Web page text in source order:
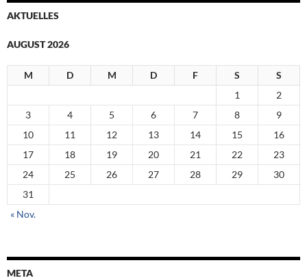
AKTUELLES
AUGUST 2026
M D M D F S
S
1
2
3
4 5 6 7 8
9
10
11 12 13 14 15
16
17
18 19 20 21 22
23
24
25 26 27 28 29
30
31
« Nov.
META